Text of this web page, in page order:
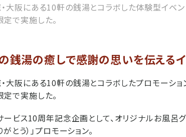
大阪にある10軒の銭湯とコラボした体験型イベン
で実施した。
銭湯の癒しで感謝の思いを伝える
大阪にある10軒の銭湯とコラボしたプロモーショ
で実施した。
ビス10周年記念企画として、オリジナルお風呂
とう）」プロモーション。